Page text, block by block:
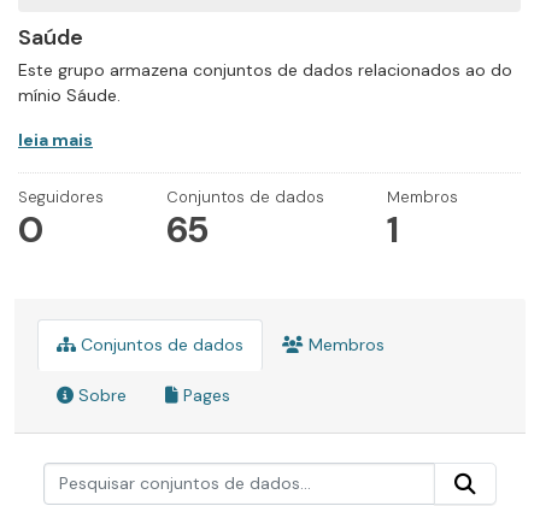
Saúde
Este grupo armazena conjuntos de dados relacionados ao do
mínio Sáude.
leia mais
Seguidores
0
Conjuntos de dados
65
Membros
1
Conjuntos de dados Membros
Sobre Pages